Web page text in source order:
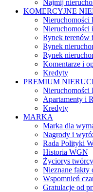
Najmij
KOMERCYJNE
Nieruchomości
Nieruchomości
Rynek terenów
Rynek
Rynek
Komentarze i
Kredyty
PREMIUM
Nieruchomości
Apartamenty i
Kredyty
MARKA
Marka dla
Nagrody i
Rada Polityki
Historia WGN
Życiorys
Nieznane fakty
Wspomnień
Gratulacje od